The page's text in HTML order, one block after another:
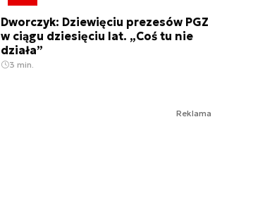
Dworczyk: Dziewięciu prezesów PGZ
w ciągu dziesięciu lat. „Coś tu nie
działa”
3 min.
Reklama